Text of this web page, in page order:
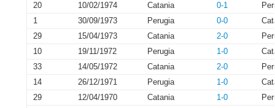
20
10/02/1974 Catania 0-1
1
30/09/1973 Perugia 0-0
29
15/04/1973 Catania 2-0
10
19/11/1972 Perugia 1-0
33
14/05/1972 Catania 2-0
14
26/12/1971 Perugia 1-0
29
12/04/1970 Catania 1-0